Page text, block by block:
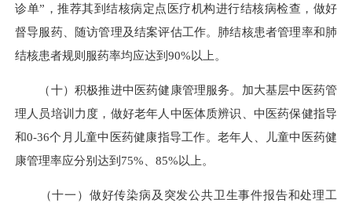
诊单”，推荐其到结核病定点医疗机构进行结核病检查，做好
督导服药、随访管理及结案评估工作。肺结核患者管理率和肺
结核患者规则服药率均应达到90%以上。
（十）积极推进中医药健康管理服务。加大基层中医药管
理人员培训力度，做好老年人中医体质辨识、中医药保健指导
和0-36个月儿童中医药健康指导工作。老年人、儿童中医药健
康管理率应分别达到75%、85%以上。
（十一）做好传染病及突发公共卫生事件报告和处理工